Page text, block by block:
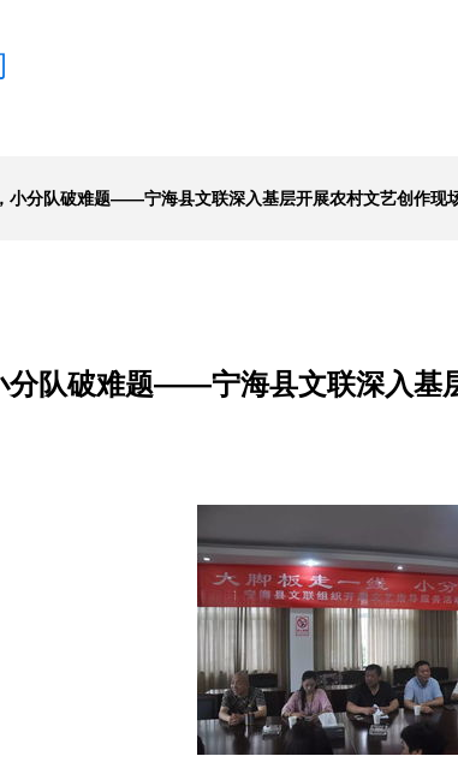
小分队破难题——宁海县文联深入基层开展农村文艺创作现
分队破难题——宁海县文联深入基